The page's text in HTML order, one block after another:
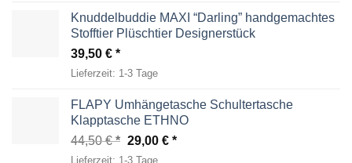
Knuddelbuddie MAXI “Darling” handgemachtes
Stofftier Plüschtier Designerstück
39,50 €
Lieferzeit: 1-3 Tage
FLAPY Umhängetasche Schultertasche
Klapptasche ETHNO
44,50€
Ursprünglicher
Preis
29,00 € Aktueller
Lieferzeit: 1-3 Tage